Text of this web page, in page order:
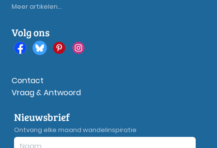
Meer artikelen...
Volg ons
Contact
Vraag & Antwoord
Nieuwsbrief
Ontvang elke maand wandelinspiratie